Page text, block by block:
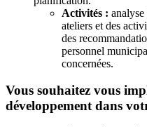
Activités :
ateliers et des
des
personnel
concernées.
Vous souhaitez vous
développement dans